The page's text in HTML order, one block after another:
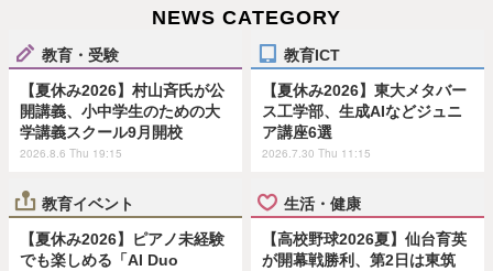
NEWS CATEGORY
教育・受験
【夏休み2026】村山斉氏が公
開講義、小中学生のための大
学講義スクール9月開校
2026.8.6 Thu 19:15
教育ICT
【夏休み2026】東大メタバー
ス工学部、生成AIなどジュニ
ア講座6選
2026.7.30 Thu 11:15
教育イベント
【夏休み2026】ピアノ未経験
でも楽しめる「AI Duo
生活・健康
【高校野球2026夏】仙台育英
が開幕戦勝利、第2日は東筑